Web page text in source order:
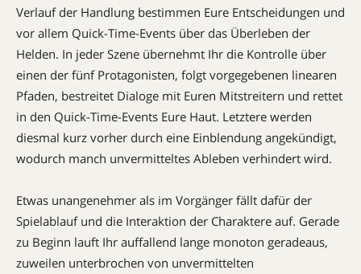
Verlauf der Handlung bestimmen Eure Entscheidungen und
vor allem Quick-Time-Events über das Überleben der
Helden. In jeder Szene übernehmt Ihr die Kontrolle über
einen der fünf Protagonisten, folgt vorgegebenen linearen
Pfaden, bestreitet Dialoge mit Euren Mitstreitern und rettet
in den Quick-Time-Events Eure Haut. Letztere werden
diesmal kurz vorher durch eine Einblendung angekündigt,
wodurch manch unvermitteltes Ableben verhindert wird.
Etwas unangenehmer als im Vorgänger fällt dafür der
Spielablauf und die Interaktion der Charaktere auf. Gerade
zu Beginn lauft Ihr auffallend lange monoton geradeaus,
zuweilen unterbrochen von unvermittelten